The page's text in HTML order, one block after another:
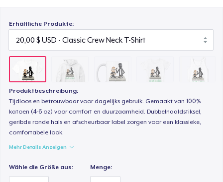
Erhältliche Produkte:
Produktbeschreibung:
Tijdloos en betrouwbaar voor dagelijks gebruik. Gemaakt van 100%
katoen (4-6 oz) voor comfort en duurzaamheid. Dubbelnaaldstiksel,
geribde ronde hals en afscheurbaar label zorgen voor een klassieke,
comfortabele look.
Mehr Details Anzeigen
Wähle die Größe aus: Menge: